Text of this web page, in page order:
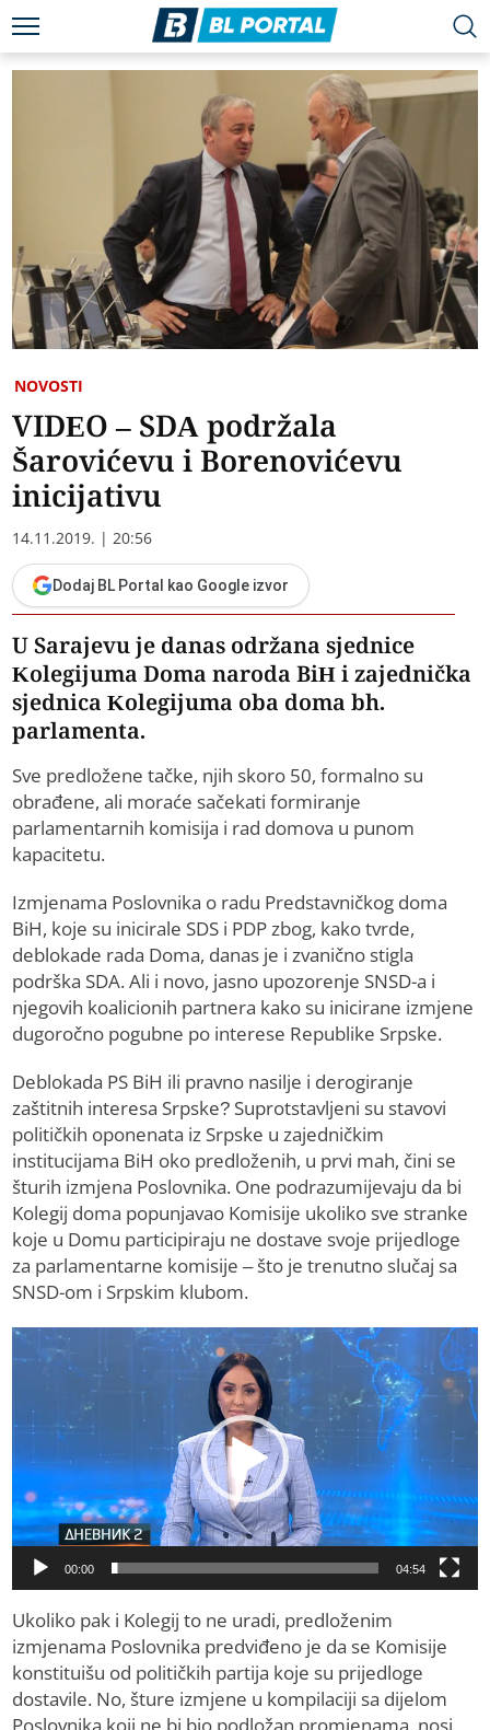
NOVOSTI
VIDEO – SDA podržala
Šarovićevu i Borenovićevu
inicijativu
14.11.2019. | 20:56
Dodaj BL Portal kao Google izvor
U Sarajevu je danas održana sjednice
Kolegijuma Doma naroda BiH i zajednička
sjednica Kolegijuma oba doma bh.
parlamenta.
Sve predložene tačke, njih skoro 50, formalno su
obrađene, ali moraće sačekati formiranje
parlamentarnih komisija i rad domova u punom
kapacitetu.
Izmjenama Poslovnika o radu Predstavničkog doma
BiH, koje su inicirale SDS i PDP zbog, kako tvrde,
deblokade rada Doma, danas je i zvanično stigla
podrška SDA. Ali i novo, jasno upozorenje SNSD-a i
njegovih koalicionih partnera kako su inicirane izmjene
dugoročno pogubne po interese Republike Srpske.
Deblokada PS BiH ili pravno nasilje i derogiranje
zaštitnih interesa Srpske? Suprotstavljeni su stavovi
političkih oponenata iz Srpske u zajedničkim
institucijama BiH oko predloženih, u prvi mah, čini se
šturih izmjena Poslovnika. One podrazumijevaju da bi
Kolegij doma popunjavao Komisije ukoliko sve stranke
koje u Domu participiraju ne dostave svoje prijedloge
za parlamentarne komisije – što je trenutno slučaj sa
SNSD-om i Srpskim klubom.
Video
Player
00:00 04:54
Ukoliko pak i Kolegij to ne uradi, predloženim
izmjenama Poslovnika predviđeno je da se Komisije
konstituišu od političkih partija koje su prijedloge
dostavile. No, šture izmjene u kompilaciji sa dijelom